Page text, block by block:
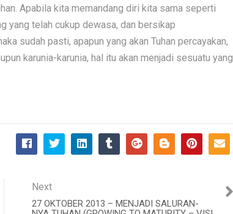
Apabila kita memandang diri kita sama seperti
yang telah cukup dewasa, dan bersikap
sudah pasti, apapun yang akan Tuhan percayakan,
karunia-karunia, hal itu akan menjadi sesuatu yang
Next
27 OKTOBER 2013 – MENJADI SALURAN-